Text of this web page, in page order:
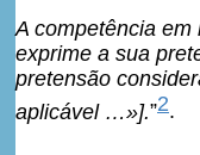
A competência
exprime a sua
pretensão
aplicável …»].”2.